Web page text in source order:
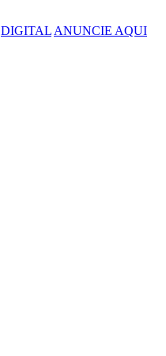
DIGITAL ANUNCIE AQUI